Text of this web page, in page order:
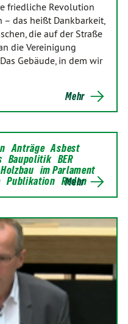
friedliche Revolution
– das heißt Dankbarkeit,
die auf der Straße
die Vereinigung
Gebäude, in dem wir
Mehr
Anträge Asbest
Baupolitik BER
Holzbau im Parlament
Publikation Reden
Mehr